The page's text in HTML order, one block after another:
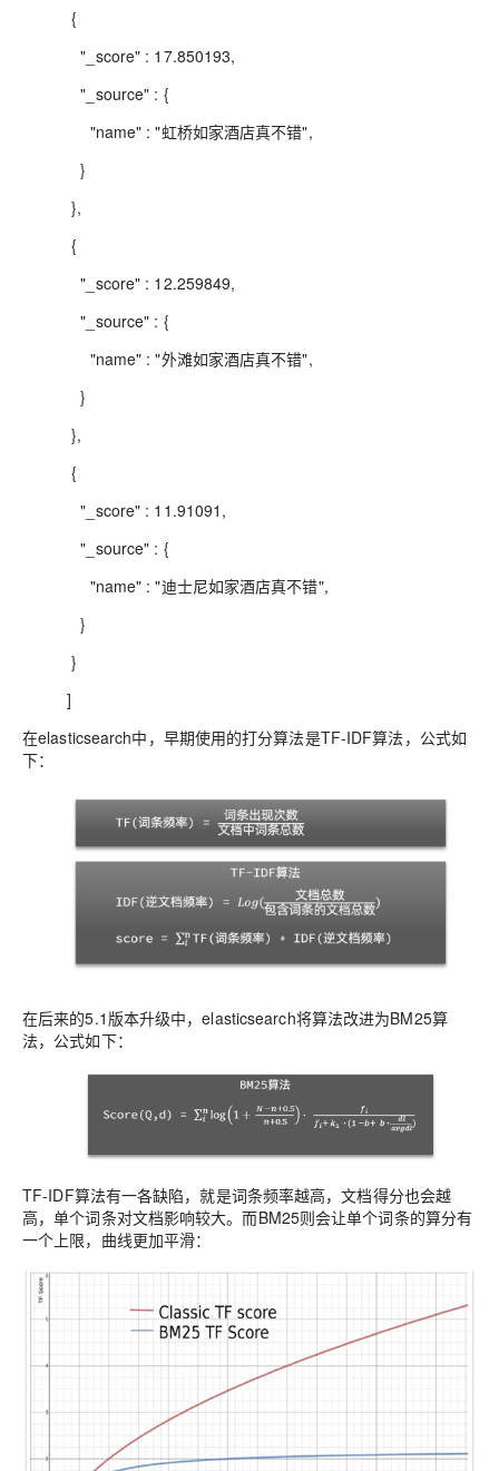
{
"_score" : 17.850193,
"_source" : {
"name" : "虹桥如家酒店真不错",
}
},
{
"_score" : 12.259849,
"_source" : {
"name" : "外滩如家酒店真不错",
}
},
{
"_score" : 11.91091,
"_source" : {
"name" : "迪士尼如家酒店真不错",
}
}
]
在elasticsearch中，早期使用的打分算法是TF-IDF算法，公式如
下：
在后来的5.1版本升级中，elasticsearch将算法改进为BM25算
法，公式如下：
TF-IDF算法有一各缺陷，就是词条频率越高，文档得分也会越
高，单个词条对文档影响较大。而BM25则会让单个词条的算分有
一个上限，曲线更加平滑：